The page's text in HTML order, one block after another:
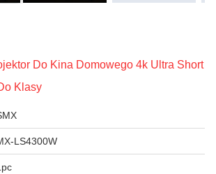
Do Kina Domowego 4k Ultra Short
Klasy
LS4300W